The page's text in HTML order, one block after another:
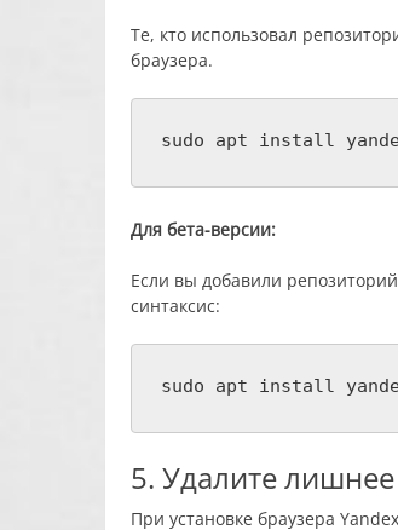
Те, кто использовал
браузера.
sudo apt install
Для бета-версии:
Если вы добавили
синтаксис:
sudo apt install
5. Удалите
При установке браузера